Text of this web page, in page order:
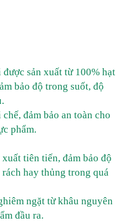
được sản xuất từ 100% hạt
bảo độ trong suốt, độ
đảm bảo an toàn cho
phẩm.
tiên tiến, đảm bảo độ
hay thủng trong quá
ngặt từ khâu nguyên
đầu ra.